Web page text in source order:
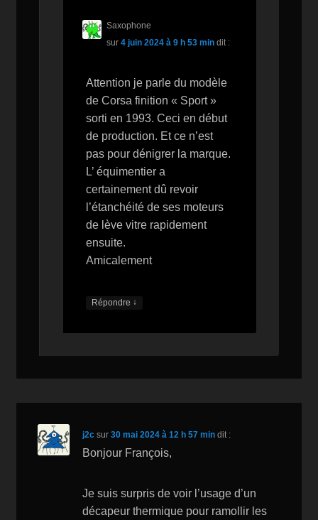
Saxophone
sur4 juin 2024 à 9 h 53 min dit :
Attention je parle du modèle
de Corsa finition « Sport »
sorti en 1993. Ceci en début
de production. Et ce n’est
pas pour dénigrer la marque.
L’ équimentier a
certainement dû revoir
l’étanchéité de ses moteurs
de lève vitre rapidement
ensuite.
Amicalement
Répondre ↓
j2c sur30 mai 2024 à 12 h 57 min dit :
Bonjour François,
Je suis surpris de voir l’usage d’un
décapeur thermique pour ramollir les